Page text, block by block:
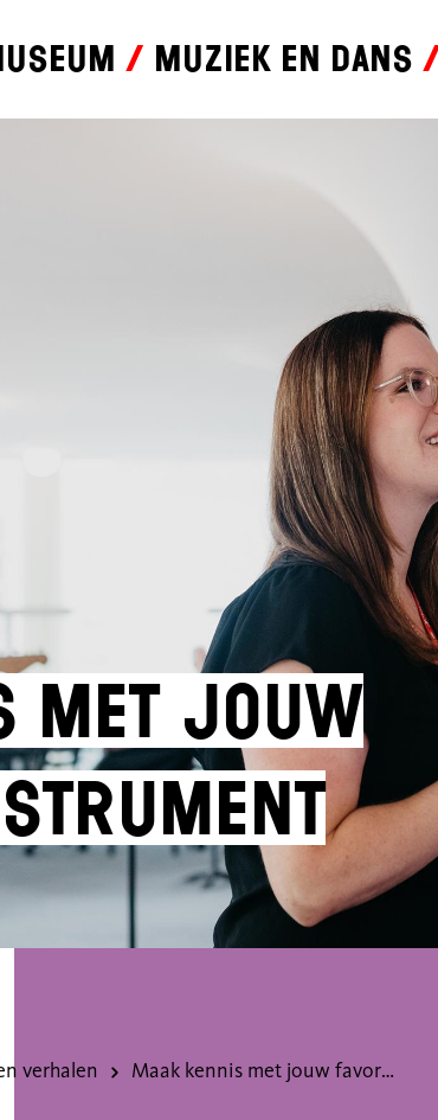
Muziek en dans
met jouw
verhalen Maak kennis met jouw favoriete instrument